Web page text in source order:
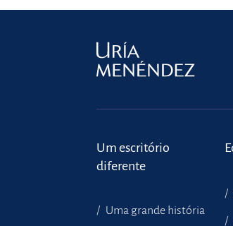
Um escritório
diferente
Uma grande história